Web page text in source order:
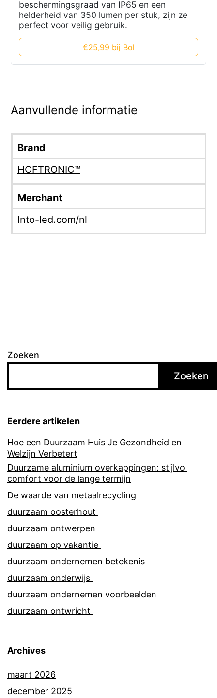
beschermingsgraad van IP65 en een
helderheid van 350 lumen per stuk, zijn ze
perfect voor veilig gebruik.
€25,99 bij Bol
Aanvullende informatie
Brand
HOFTRONIC™
Merchant
Into-led.com/nl
Zoeken
Zoeken
Eerdere artikelen
Hoe een Duurzaam Huis Je Gezondheid en
Welzijn Verbetert
Duurzame aluminium overkappingen: stijlvol
comfort voor de lange termijn
De waarde van metaalrecycling
duurzaam oosterhout
duurzaam ontwerpen
duurzaam op vakantie
duurzaam ondernemen betekenis
duurzaam onderwijs
duurzaam ondernemen voorbeelden
duurzaam ontwricht
Archives
maart 2026
december 2025